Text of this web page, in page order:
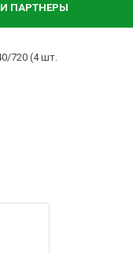
ПАРТНЕРЫ
720 (4 шт.